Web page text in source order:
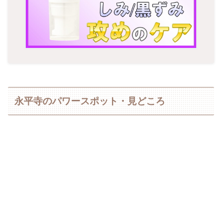
永平寺のパワースポット・見どころ